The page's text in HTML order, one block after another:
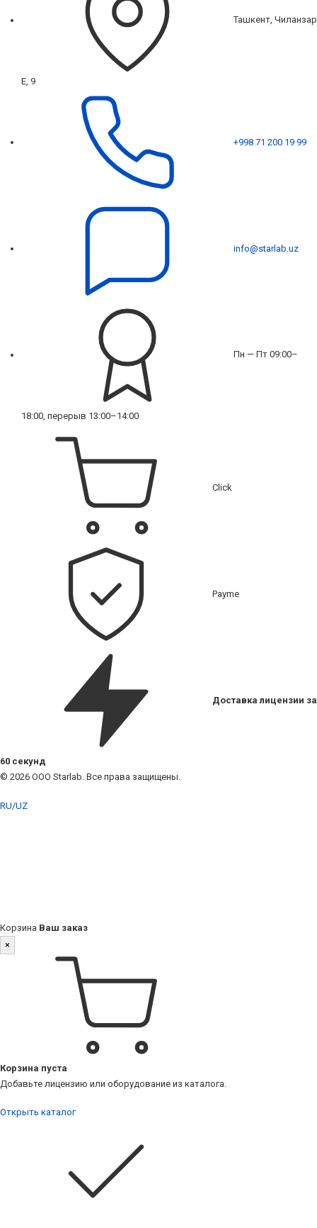
Ташкент, Чиланзар
Е, 9
+998 71 200 19 99
info@starlab.uz
Пн — Пт 09:00–
18:00, перерыв 13:00–14:00
Click
Payme
Доставка лицензии за
60 секунд
© 2026 ООО Starlab. Все права защищены.
RU/UZ
Корзина Ваш заказ
×
Корзина пуста
Добавьте лицензию или оборудование из каталога.
Открыть каталог